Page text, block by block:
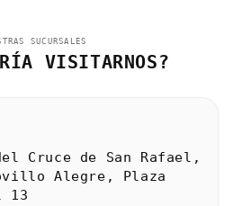
SUCURSALES
VISITARNOS?
Cruce de San Rafael,
Alegre, Plaza
13